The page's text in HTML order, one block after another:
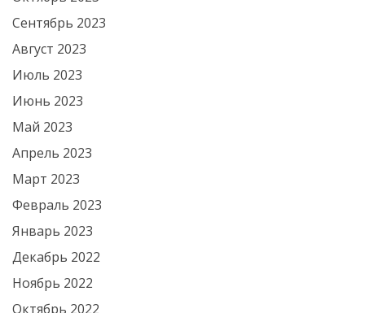
Сентябрь 2023
Август 2023
Июль 2023
Июнь 2023
Май 2023
Апрель 2023
Март 2023
Февраль 2023
Январь 2023
Декабрь 2022
Ноябрь 2022
Октябрь 2022